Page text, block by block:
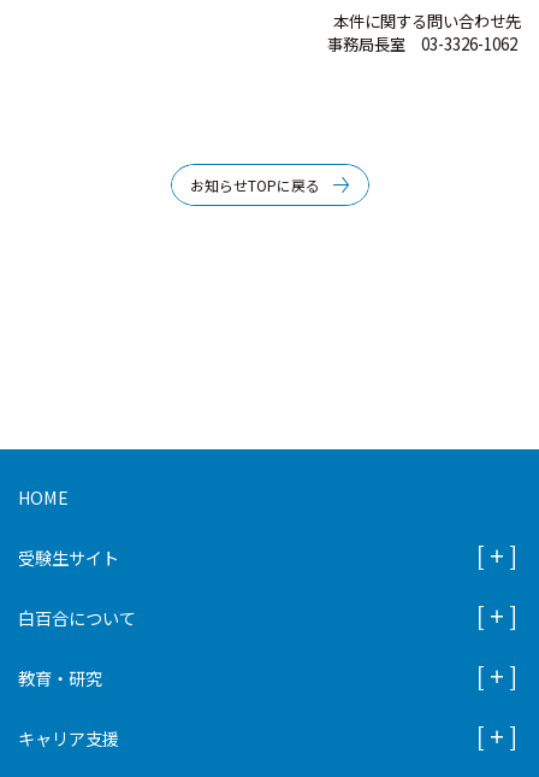
本件に関する問い合わせ先
事務局長室 03-3326-1062
お知らせTOPに戻る
HOME
受験生サイト
白百合について
教育・研究
キャリア支援